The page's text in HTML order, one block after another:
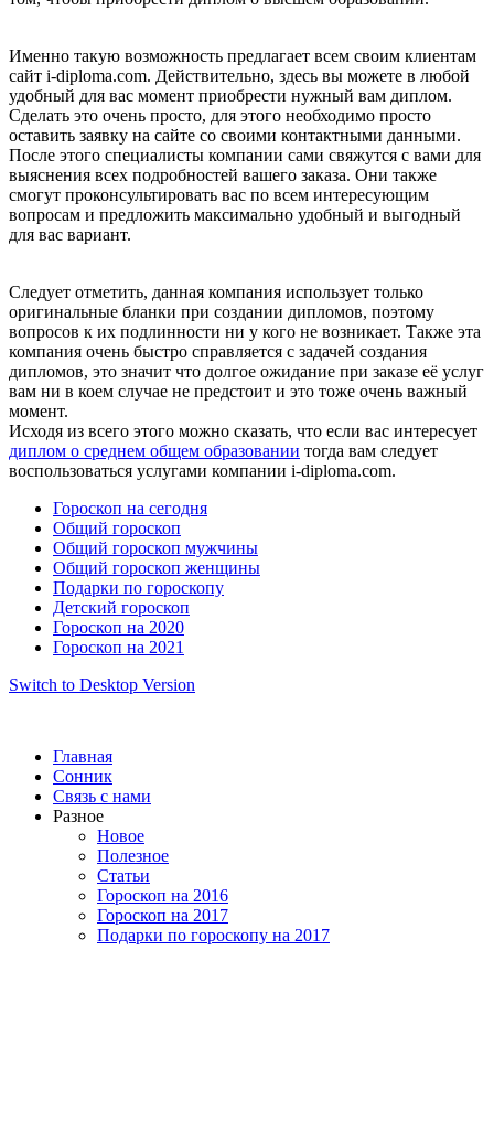
Именно такую возможность предлагает всем своим клиентам
сайт i-diploma.com. Действительно, здесь вы можете в любой
удобный для вас момент приобрести нужный вам диплом.
Сделать это очень просто, для этого необходимо просто
оставить заявку на сайте со своими контактными данными.
После этого специалисты компании сами свяжутся с вами для
выяснения всех подробностей вашего заказа. Они также
смогут проконсультировать вас по всем интересующим
вопросам и предложить максимально удобный и выгодный
для вас вариант.
Следует отметить, данная компания использует только
оригинальные бланки при создании дипломов, поэтому
вопросов к их подлинности ни у кого не возникает. Также эта
компания очень быстро справляется с задачей создания
дипломов, это значит что долгое ожидание при заказе её услуг
вам ни в коем случае не предстоит и это тоже очень важный
момент.
Исходя из всего этого можно сказать, что если вас интересует
диплом о среднем общем образовании тогда вам следует
воспользоваться услугами компании i-diploma.com.
Гороскоп на сегодня
Общий гороскоп
Общий гороскоп мужчины
Общий гороскоп женщины
Подарки по гороскопу
Детский гороскоп
Гороскоп на 2020
Гороскоп на 2021
Switch to Desktop Version
Главная
Сонник
Связь с нами
Разное
Новое
Полезное
Статьи
Гороскоп на 2016
Гороскоп на 2017
Подарки по гороскопу на 2017